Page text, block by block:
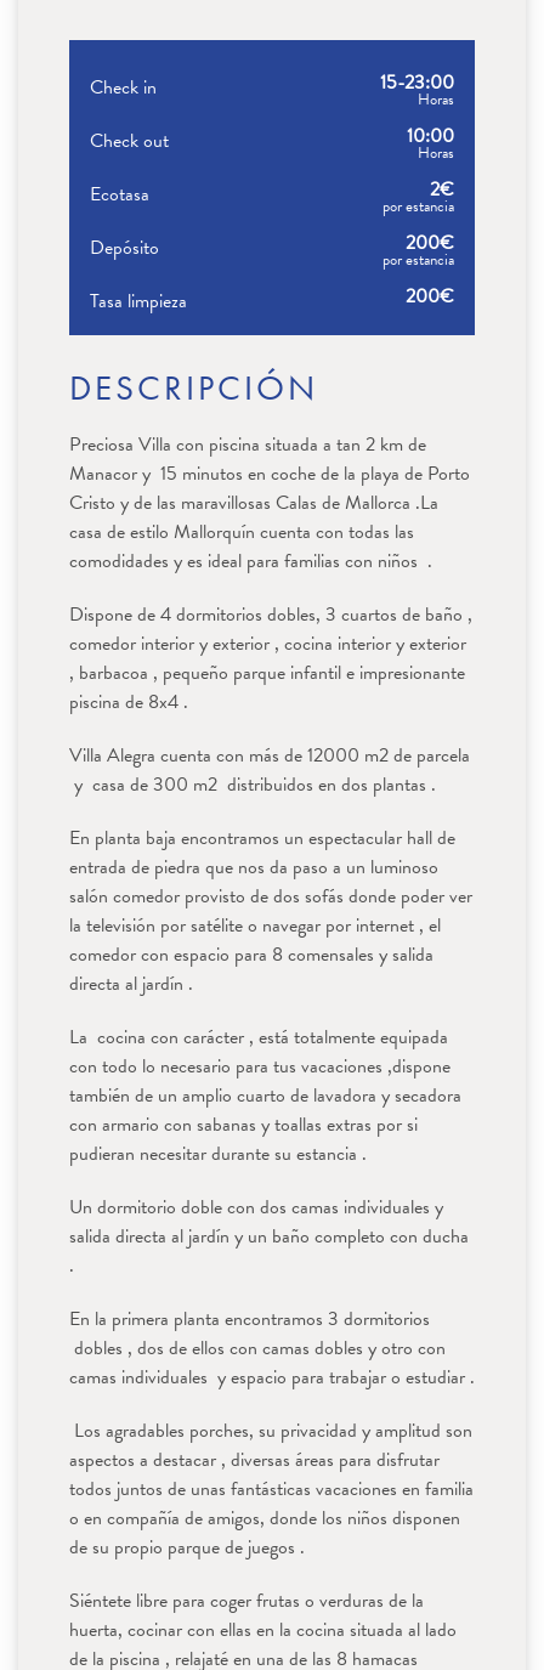
DESCRIPCIÓN
Preciosa Villa con piscina situada a tan 2 km de
Manacor y 15 minutos en coche de la playa de Porto
Cristo y de las maravillosas Calas de Mallorca .La
casa de estilo Mallorquín cuenta con todas las
comodidades y es ideal para familias con niños .
Dispone de 4 dormitorios dobles, 3 cuartos de baño ,
comedor interior y exterior , cocina interior y exterior
, barbacoa , pequeño parque infantil e impresionante
piscina de 8x4 .
Villa Alegra cuenta con más de 12000 m2 de parcela
y casa de 300 m2 distribuidos en dos plantas .
En planta baja encontramos un espectacular hall de
entrada de piedra que nos da paso a un luminoso
salón comedor provisto de dos sofás donde poder ver
la televisión por satélite o navegar por internet , el
comedor con espacio para 8 comensales y salida
directa al jardín .
La cocina con carácter , está totalmente equipada
con todo lo necesario para tus vacaciones ,dispone
también de un amplio cuarto de lavadora y secadora
con armario con sabanas y toallas extras por si
pudieran necesitar durante su estancia .
Un dormitorio doble con dos camas individuales y
salida directa al jardín y un baño completo con ducha
.
En la primera planta encontramos 3 dormitorios
dobles , dos de ellos con camas dobles y otro con
camas individuales y espacio para trabajar o estudiar .
Los agradables porches, su privacidad y amplitud son
aspectos a destacar , diversas áreas para disfrutar
todos juntos de unas fantásticas vacaciones en familia
o en compañía de amigos, donde los niños disponen
de su propio parque de juegos .
Siéntete libre para coger frutas o verduras de la
huerta, cocinar con ellas en la cocina situada al lado
de la piscina , relajatéen una de las 8 hamacas
Check in 15-23:00
Horas
Check out 10:00
Horas
Ecotasa 2€
por estancia
Depósito 200€
por estancia
Tasa limpieza 200€
Estoy de acuerdo con lo establecido en el Reglamento (UE)
2016/679 del Parlamento Europeo y Del Consejo de 27 de Abril
de 2016 (en adelante, RGPD), relativo a la protección de las
personas físicas con respecto al tratamiento de datos personales por
parte de la empresa Vive Villas Mallorca incorporará los datos
personales que nos proporciona, a un fichero automatizado de su
RESERVAR